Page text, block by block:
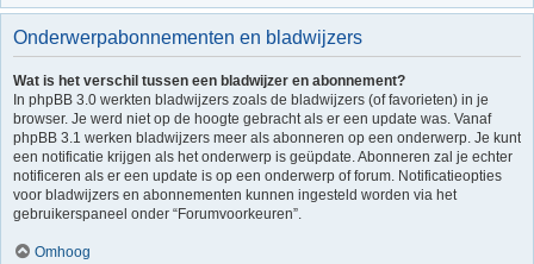
Onderwerpabonnementen en bladwijzers
Wat is het verschil tussen een bladwijzer en abonnement?
In phpBB 3.0 werkten bladwijzers zoals de bladwijzers (of favorieten) in je
browser. Je werd niet op de hoogte gebracht als er een update was. Vanaf
phpBB 3.1 werken bladwijzers meer als abonneren op een onderwerp. Je kunt
een notificatie krijgen als het onderwerp is geüpdate. Abonneren zal je echter
notificeren als er een update is op een onderwerp of forum. Notificatieopties
voor bladwijzers en abonnementen kunnen ingesteld worden via het
gebruikerspaneel onder “Forumvoorkeuren”.
Omhoog